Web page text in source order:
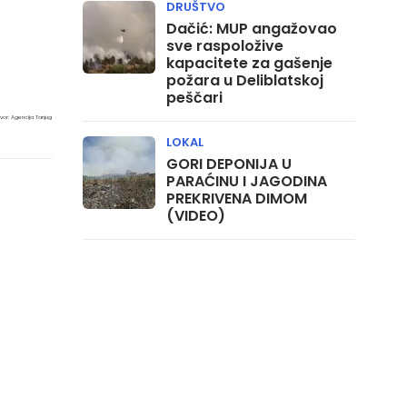
Agencija Tanjug
Dačić: MUP angažovao
sve raspoložive
kapacitete za gašenje
požara u Deliblatskoj
peščari
DRUŠTVO
GORI DEPONIJA U
PARAĆINU I JAGODINA
PREKRIVENA DIMOM
(VIDEO)
LOKAL